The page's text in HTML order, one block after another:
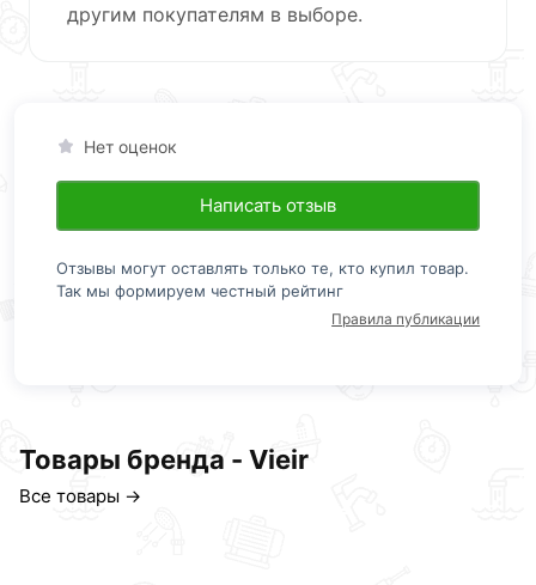
другим покупателям в выборе.
Нет оценок
Написать отзыв
Отзывы могут оставлять только те, кто купил товар.
Так мы формируем честный рейтинг
Правила публикации
Товары бренда - Vieir
Все товары →